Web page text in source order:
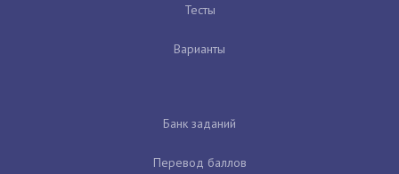
Тесты
Варианты
Банк заданий
Перевод баллов